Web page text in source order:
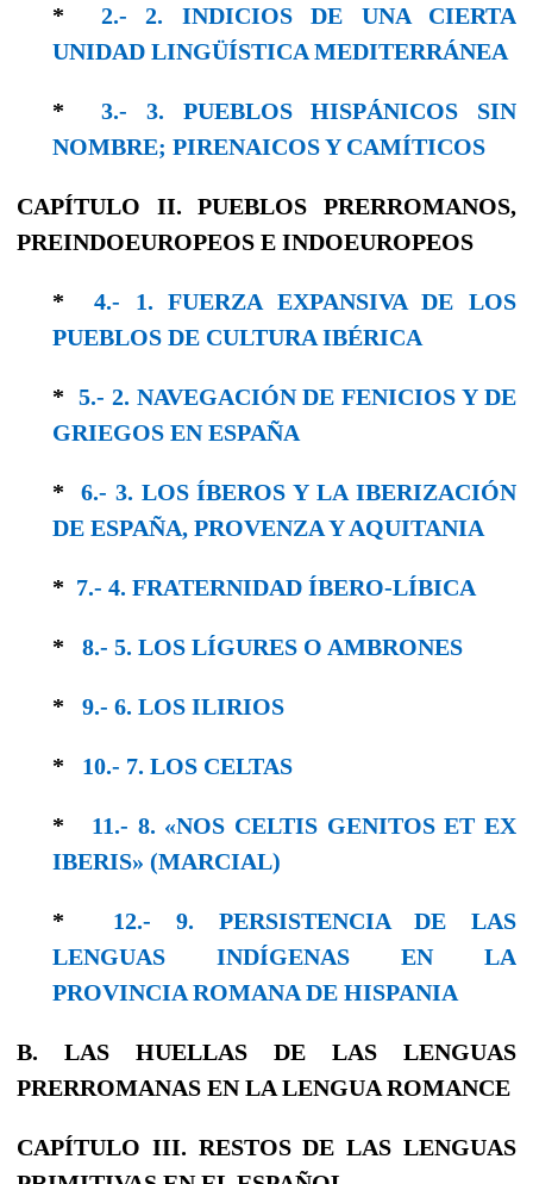
* 2.- 2. INDICIOS DE UNA CIERTA
UNIDAD LINGÜÍSTICA MEDITERRÁNEA
*3.- 3. PUEBLOS HISPÁNICOS SIN
NOMBRE; PIRENAICOS Y CAMÍTICOS
CAPÍTULO II.PUEBLOS PRERROMANOS,
PREINDOEUROPEOS E INDOEUROPEOS
*4.- 1. FUERZA EXPANSIVA DE LOS
PUEBLOS DE CULTURA IBÉRICA
* 5.- 2. NAVEGACIÓN DE FENICIOS Y DE
GRIEGOS EN ESPAÑA
* 6.- 3. LOS ÍBEROS Y LA IBERIZACIÓN
DE ESPAÑA, PROVENZA Y AQUITANIA
* 7.- 4. FRATERNIDAD ÍBERO-LÍBICA
* 8.- 5. LOS LÍGURES O AMBRONES
* 9.- 6. LOS ILIRIOS
* 10.- 7. LOS CELTAS
* 11.- 8. «NOS CELTIS GENITOS ET EX
IBERIS» (MARCIAL)
* 12.- 9. PERSISTENCIA DE LAS
LENGUAS IN­DÍGENAS EN LA
PROVINCIA ROMANA DE HISPANIA
B. LAS HUELLAS DE LAS LENGUAS
PRERROMANAS EN LA LENGUA ROMANCE
CAPÍTULO III. RESTOS DE LAS LENGUAS